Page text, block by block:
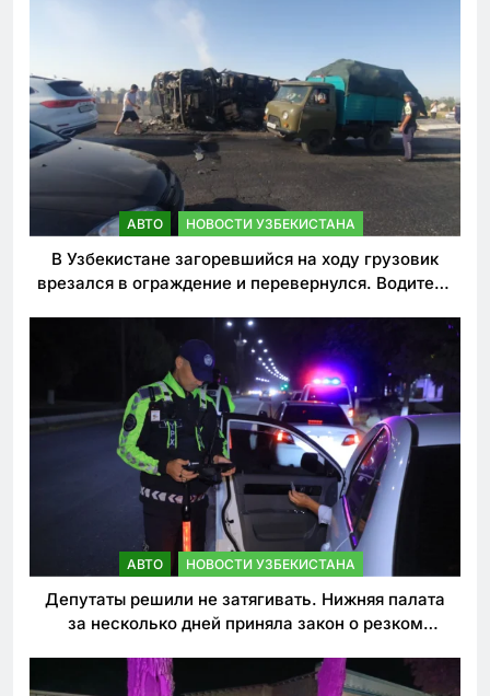
АВТО НОВОСТИ УЗБЕКИСТАНА
В Узбекистане загоревшийся на ходу грузовик
врезался в ограждение и перевернулся. Водитель
АВТО НОВОСТИ УЗБЕКИСТАНА
Депутаты решили не затягивать. Нижняя палата
за несколько дней приняла закон о резком